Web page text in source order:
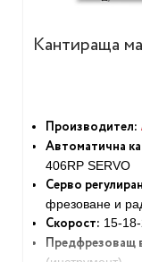
Кантираща
Производител:
Автоматична
406RP SERVO
Серво
фрезоване и
Скорост: 15-
Предфрезоващ